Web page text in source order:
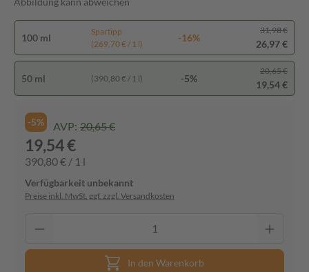
100 ml
Spartipp
(269,70 € / 1 l)
-16%
31,98 €
26,97 €
50 ml (390,80 € / 1 l) -5%
20,65 €
19,54 €
-5% AVP: 20,65 €
19,54 €
390,80 € / 1 l
Verfügbarkeit unbekannt
Preise inkl. MwSt. ggf. zzgl. Versandkosten
In den Warenkorb